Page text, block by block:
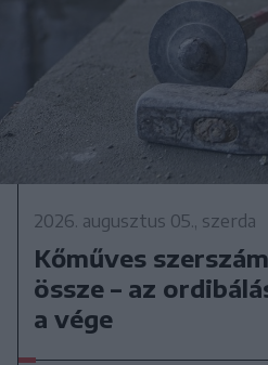
2026. augusztus 05., szerda
Kőműves
össze – az
a vége